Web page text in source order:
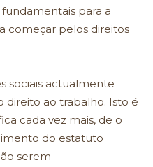
para a
começar pelos direitos
sociais actualmente
direito ao trabalho. Isto é
cada vez mais, de o
do estatuto
serem